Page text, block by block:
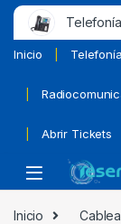
Inicio
Abrir Tickets
Inicio